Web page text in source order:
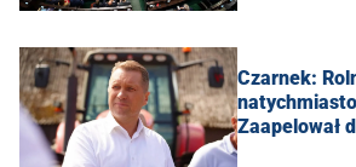
Czarnek:
Zaapelował